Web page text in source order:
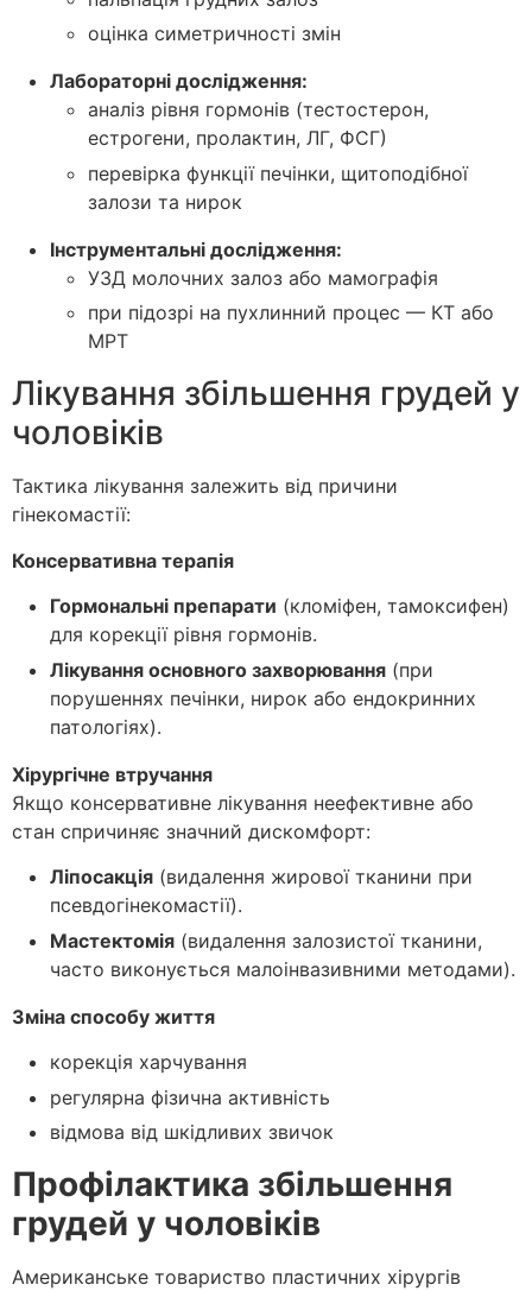
оцінка симетричності змін
Лабораторні дослідження:
аналіз рівня гормонів (тестостерон,
естрогени, пролактин, ЛГ, ФСГ)
перевірка функції печінки, щитоподібної
залози та нирок
Інструментальні дослідження:
УЗД молочних залоз або мамографія
при підозрі на пухлинний процес — КТ або
МРТ
Лікування збільшення грудей у
чоловіків
Тактика лікування залежить від причини
гінекомастії:
Консервативна терапія
Гормональні препарати (кломіфен, тамоксифен)
для корекції рівня гормонів.
Лікування основного захворювання (при
порушеннях печінки, нирок або ендокринних
патологіях).
Хірургічне втручання
Якщо консервативне лікування неефективне або
стан спричиняє значний дискомфорт:
Ліпосакція (видалення жирової тканини при
псевдогінекомастії).
Мастектомія (видалення залозистої тканини,
часто виконується малоінвазивними методами).
Зміна способу життя
корекція харчування
регулярна фізична активність
відмова від шкідливих звичок
Профілактика збільшення
грудей у чоловіків
Американське товариство пластичних хірургів